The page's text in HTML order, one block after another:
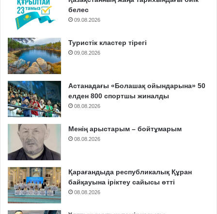
белес
09.08.2026
Туристік кластер тірегі
09.08.2026
Астанадағы «Болашақ ойындарына» 50
елден 800 спортшы жиналды
08.08.2026
Менің арыстарым – бойтұмарым
08.08.2026
Қарағандыда республикалық Құран
байқауына іріктеу сайысы өтті
08.08.2026